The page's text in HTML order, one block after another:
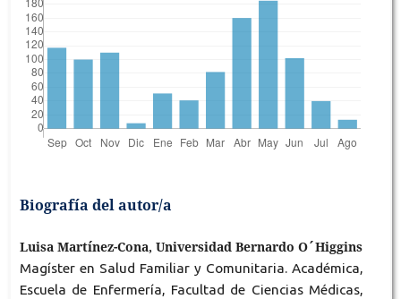
Biografía del autor/a
Luisa Martínez-Cona, Universidad Bernardo O´Higgins
Magíster en Salud Familiar y Comunitaria. Académica,
Escuela de Enfermería, Facultad de Ciencias Médicas,